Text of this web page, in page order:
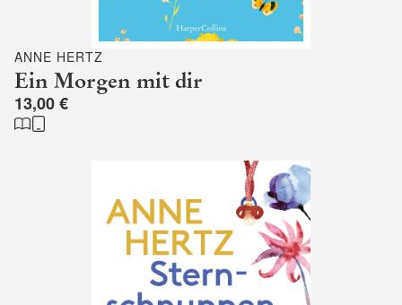
ANNE HERTZ
Ein Morgen mit dir
13,00 €